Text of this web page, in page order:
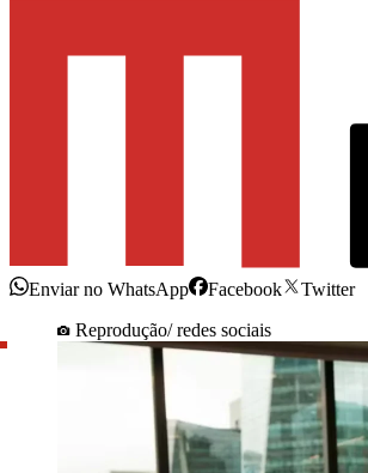
Enviar no WhatsApp Facebook
Twitter
Reprodução/ redes sociais